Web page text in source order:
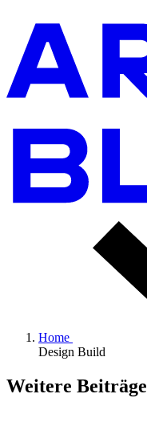
Home
Design Build
Weitere Beiträge